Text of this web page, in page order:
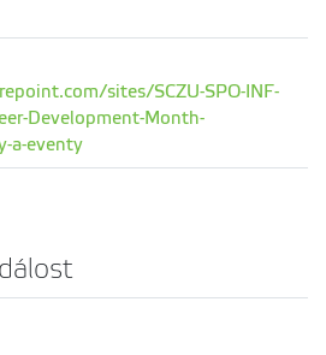
sites/SCZU-SPO-INF-
Development-Month-
a-eventy